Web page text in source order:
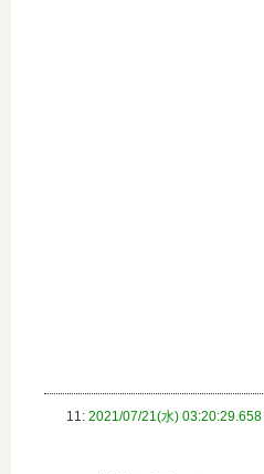
11: 2021/07/21(水) 03:20:29.658